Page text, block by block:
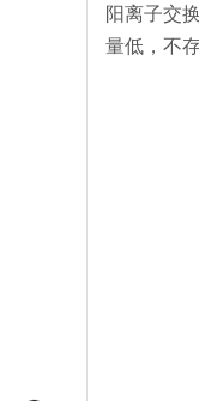
阳离子交
量低，不